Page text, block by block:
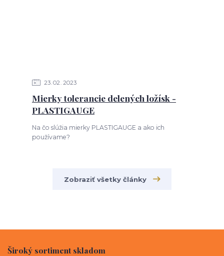
23 02 2023
Mierky tolerancie delených ložísk -
PLASTIGAUGE
Na čo slúžia mierky PLASTIGAUGE a ako ich
používame?
Zobraziť všetky články
Široký sortiment skladom